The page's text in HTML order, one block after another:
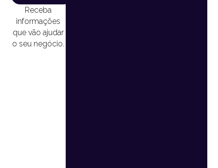
Receba
informações
que vão ajudar
o seu negócio.